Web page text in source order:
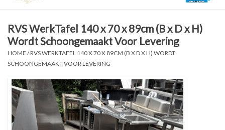
GN Bakken
Ventilatie kanalen
Over ons
RVS WerkTafel 140 x 70 x 89cm (B x D x H)
Wordt Schoongemaakt Voor Levering
HOME /RVS WERKTAFEL 140 X 70 X 89CM (B X D X H) WORDT
SCHOONGEMAAKT VOOR LEVERING